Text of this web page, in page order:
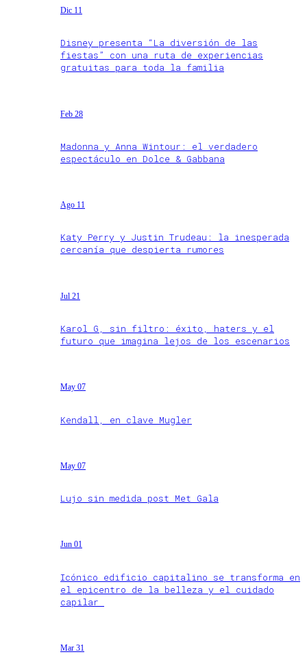
Dic 11
Disney presenta “La diversión de las
fiestas” con una ruta de experiencias
gratuitas para toda la familia
Feb 28
Madonna y Anna Wintour: el verdadero
espectáculo en Dolce & Gabbana
Ago 11
Katy Perry y Justin Trudeau: la inesperada
cercanía que despierta rumores
Jul 21
Karol G, sin filtro: éxito, haters y el
futuro que imagina lejos de los escenarios
May 07
Kendall, en clave Mugler
May 07
Lujo sin medida post Met Gala
Jun 01
Icónico edificio capitalino se transforma en
el epicentro de la belleza y el cuidado
capilar
Mar 31